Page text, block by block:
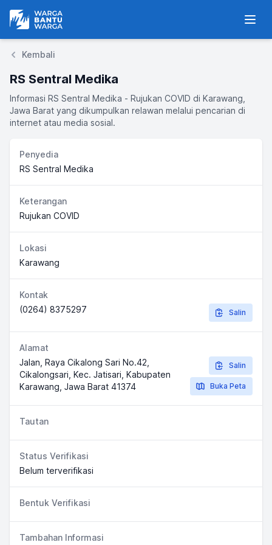
Warga Bantu Warga
Kembali
RS Sentral Medika
Informasi RS Sentral Medika - Rujukan COVID di Karawang,
Jawa Barat yang dikumpulkan relawan melalui pencarian di
internet atau media sosial.
Penyedia
RS Sentral Medika
Keterangan
Rujukan COVID
Lokasi
Karawang
Kontak
(0264) 8375297
Salin
Alamat
Jalan, Raya Cikalong Sari No.42,
Cikalongsari, Kec. Jatisari, Kabupaten
Karawang, Jawa Barat 41374
Salin
Buka Peta
Tautan
Status Verifikasi
Belum terverifikasi
Bentuk Verifikasi
Tambahan Informasi